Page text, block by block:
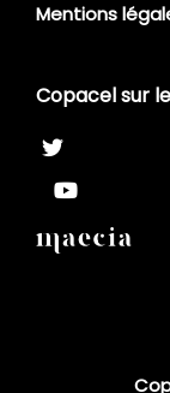
Mentions
Copacel sur